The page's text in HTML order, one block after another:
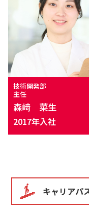
技術開発部
主任
森﨑 菜生
2017年入社
キャリアパ